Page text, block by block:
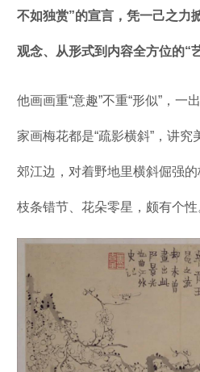
不如独赏”的宣言，凭一己之力
观念、从形式到内容全方位的“
他画画重“意趣”不重“形似”，一
家画梅花都是“疏影横斜”，讲
郊江边，对着野地里横斜倔强
枝条错节、花朵零星，颇有个性